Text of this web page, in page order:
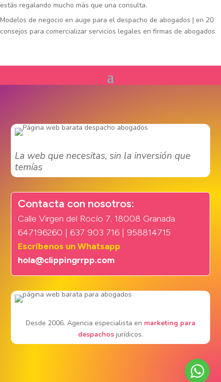
estás regalando mucho más que una consulta.
Modelos de negocio en auge para el despacho de abogados | en 20
consejos para comercializar servicios legales en firmas de abogados
La web que necesitas, sin la inversión que
temías
Contacta con nosotros:
Calle Virgen del Rocío 7. 18008 Granada
647196260 | 637 903 716 | 958814715
Escríbenos un Whatsapp
hola@clippingrrpp.com
Desde 2006. Agencia especialista en marketing para
despachos jurídicos.